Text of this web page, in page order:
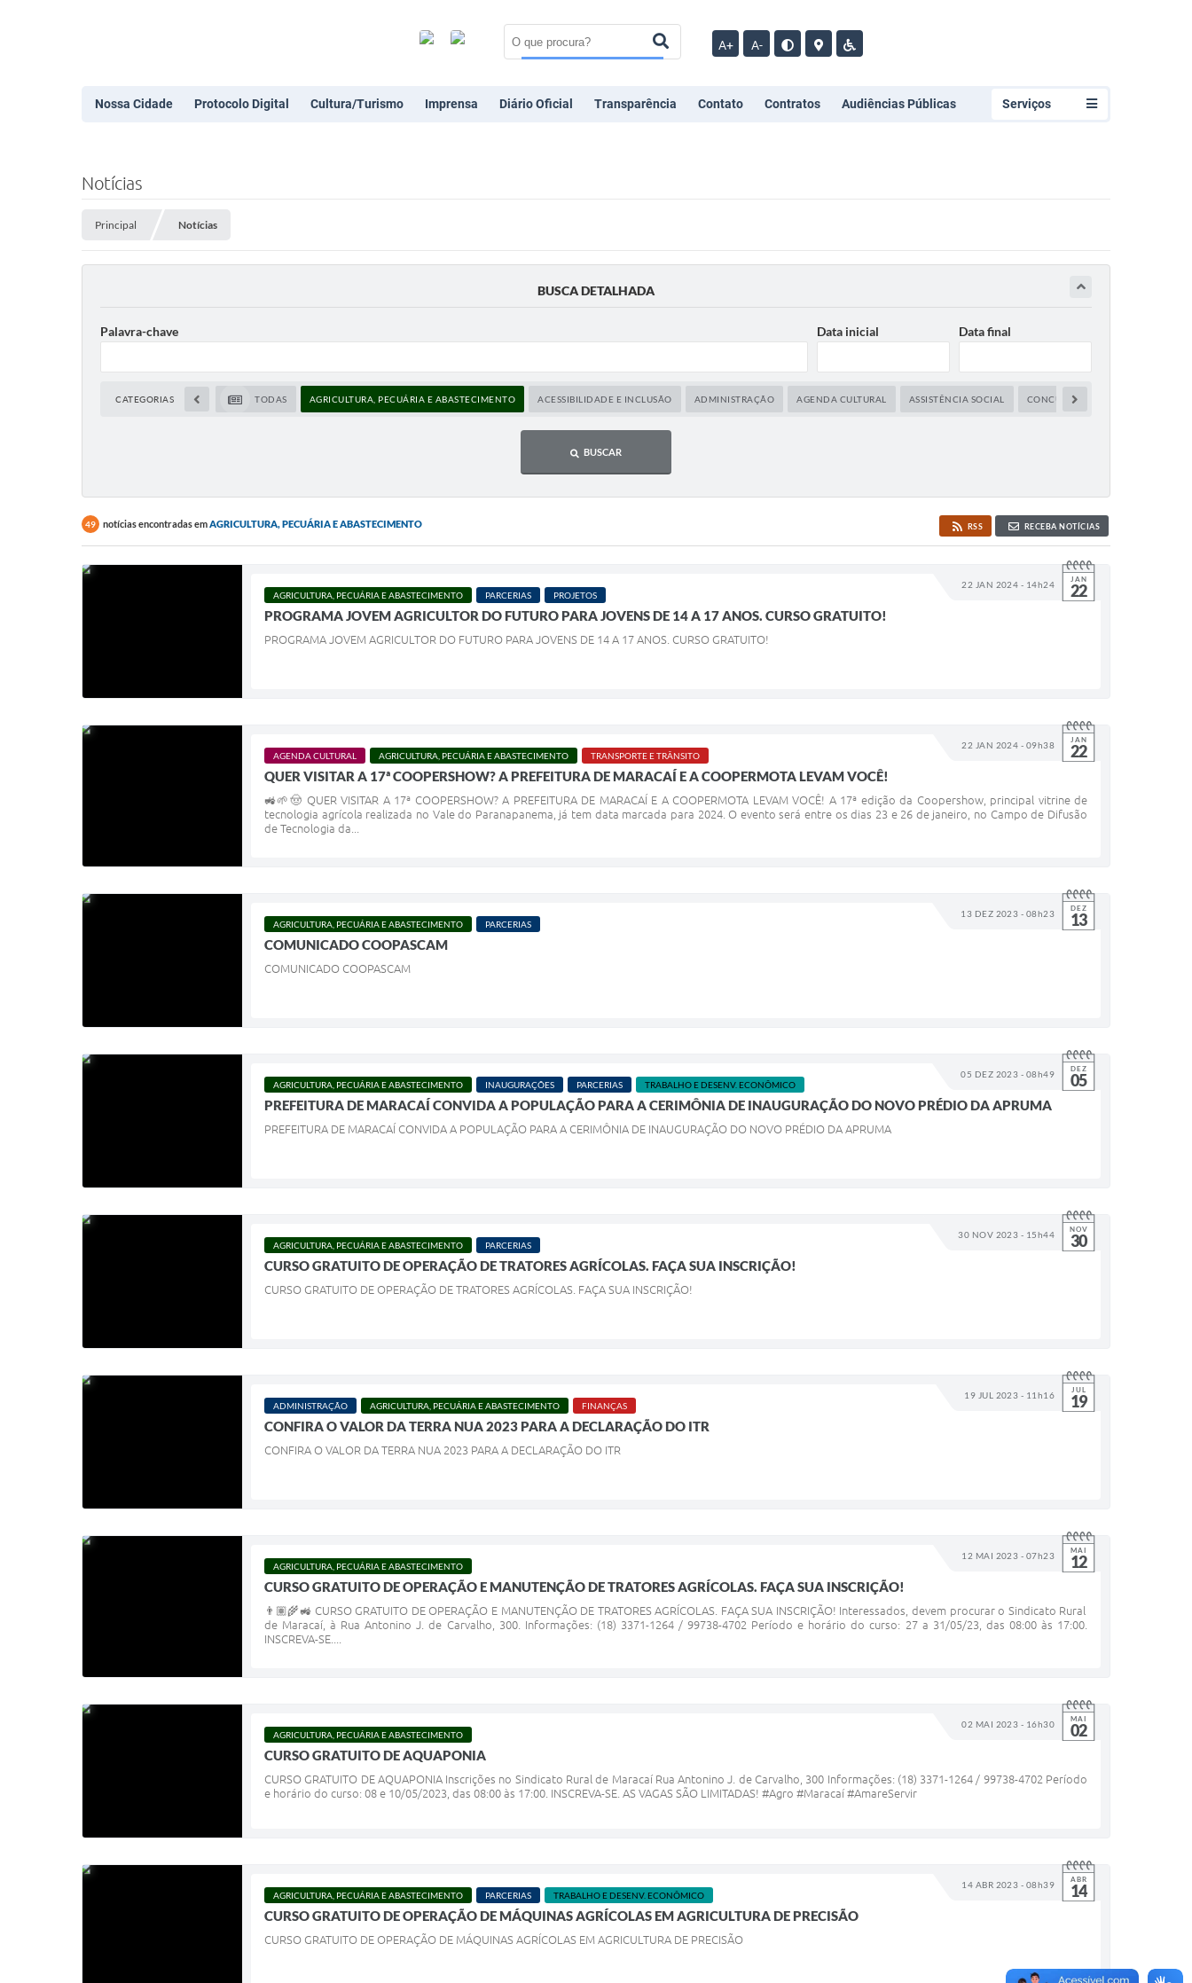
A+ A-
Nossa Cidade Protocolo Digital Cultura/Turismo Imprensa Diário Oficial Transparência Contato Contratos Audiências Públicas Serviços
Notícias
Principal Notícias
BUSCA DETALHADA
Palavra-chave Data inicial Data final
CATEGORIAS TODAS AGRICULTURA, PECUÁRIA E ABASTECIMENTO ACESSIBILIDADE E INCLUSÃO ADMINISTRAÇÃO AGENDA CULTURAL ASSISTÊNCIA SOCIAL CONCURSO PÚBLICO E PROCESSO
BUSCAR
49 notícias encontradas emAGRICULTURA, PECUÁRIA E ABASTECIMENTO RSS RECEBA NOTÍCIAS
22 JAN 2024 - 14h24 JAN
22
AGRICULTURA, PECUÁRIA E ABASTECIMENTO PARCERIAS PROJETOS
PROGRAMA JOVEM AGRICULTOR DO FUTURO PARA JOVENS DE 14 A 17 ANOS. CURSO GRATUITO!
PROGRAMA JOVEM AGRICULTOR DO FUTURO PARA JOVENS DE 14 A 17 ANOS. CURSO GRATUITO!
22 JAN 2024 - 09h38 JAN
22
AGENDA CULTURAL AGRICULTURA, PECUÁRIA E ABASTECIMENTO TRANSPORTE E TRÂNSITO
QUER VISITAR A 17ª COOPERSHOW? A PREFEITURA DE MARACAÍ E A COOPERMOTA LEVAM VOCÊ!
🚜🌱🤠 QUER VISITAR A 17ª COOPERSHOW? A PREFEITURA DE MARACAÍ E A COOPERMOTA LEVAM VOCÊ! A 17ª edição da Coopershow, principal vitrine de
tecnologia agrícola realizada no Vale do Paranapanema, já tem data marcada para 2024. O evento será entre os dias 23 e 26 de janeiro, no Campo de Difusão
de Tecnologia da...
13 DEZ 2023 - 08h23 DEZ
13
AGRICULTURA, PECUÁRIA E ABASTECIMENTO PARCERIAS
COMUNICADO COOPASCAM
COMUNICADO COOPASCAM
05 DEZ 2023 - 08h49 DEZ
05
AGRICULTURA, PECUÁRIA E ABASTECIMENTO INAUGURAÇÕES PARCERIAS TRABALHO E DESENV. ECONÔMICO
PREFEITURA DE MARACAÍ CONVIDA A POPULAÇÃO PARA A CERIMÔNIA DE INAUGURAÇÃO DO NOVO PRÉDIO DA APRUMA
PREFEITURA DE MARACAÍ CONVIDA A POPULAÇÃO PARA A CERIMÔNIA DE INAUGURAÇÃO DO NOVO PRÉDIO DA APRUMA
30 NOV 2023 - 15h44 NOV
30
AGRICULTURA, PECUÁRIA E ABASTECIMENTO PARCERIAS
CURSO GRATUITO DE OPERAÇÃO DE TRATORES AGRÍCOLAS. FAÇA SUA INSCRIÇÃO!
CURSO GRATUITO DE OPERAÇÃO DE TRATORES AGRÍCOLAS. FAÇA SUA INSCRIÇÃO!
19 JUL 2023 - 11h16 JUL
19
ADMINISTRAÇÃO AGRICULTURA, PECUÁRIA E ABASTECIMENTO FINANÇAS
CONFIRA O VALOR DA TERRA NUA 2023 PARA A DECLARAÇÃO DO ITR
CONFIRA O VALOR DA TERRA NUA 2023 PARA A DECLARAÇÃO DO ITR
12 MAI 2023 - 07h23 MAI
12
AGRICULTURA, PECUÁRIA E ABASTECIMENTO
CURSO GRATUITO DE OPERAÇÃO E MANUTENÇÃO DE TRATORES AGRÍCOLAS. FAÇA SUA INSCRIÇÃO!
👨🏽‍🌾🚜 CURSO GRATUITO DE OPERAÇÃO E MANUTENÇÃO DE TRATORES AGRÍCOLAS. FAÇA SUA INSCRIÇÃO! Interessados, devem procurar o Sindicato Rural
de Maracaí, à Rua Antonino J. de Carvalho, 300. Informações: (18) 3371-1264 / 99738-4702 Período e horário do curso: 27 a 31/05/23, das 08:00 às 17:00.
INSCREVA-SE....
02 MAI 2023 - 16h30 MAI
02
AGRICULTURA, PECUÁRIA E ABASTECIMENTO
CURSO GRATUITO DE AQUAPONIA
CURSO GRATUITO DE AQUAPONIA Inscrições no Sindicato Rural de Maracaí Rua Antonino J. de Carvalho, 300 Informações: (18) 3371-1264 / 99738-4702 Período
e horário do curso: 08 e 10/05/2023, das 08:00 às 17:00. INSCREVA-SE. AS VAGAS SÃO LIMITADAS! #Agro #Maracaí #AmareServir
14 ABR 2023 - 08h39 ABR
14
AGRICULTURA, PECUÁRIA E ABASTECIMENTO PARCERIAS TRABALHO E DESENV. ECONÔMICO
CURSO GRATUITO DE OPERAÇÃO DE MÁQUINAS AGRÍCOLAS EM AGRICULTURA DE PRECISÃO
CURSO GRATUITO DE OPERAÇÃO DE MÁQUINAS AGRÍCOLAS EM AGRICULTURA DE PRECISÃO